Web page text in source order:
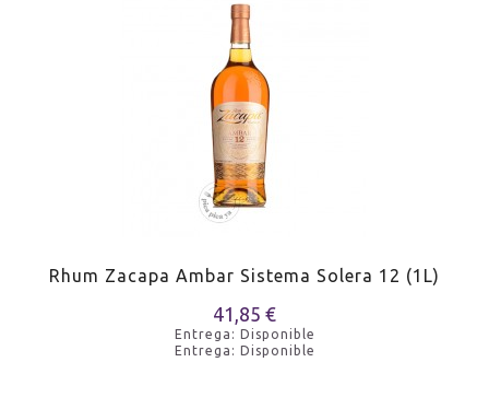
Rhum Zacapa Ambar Sistema Solera 12 (1L)
41,85 €
Entrega: Disponible
Entrega: Disponible